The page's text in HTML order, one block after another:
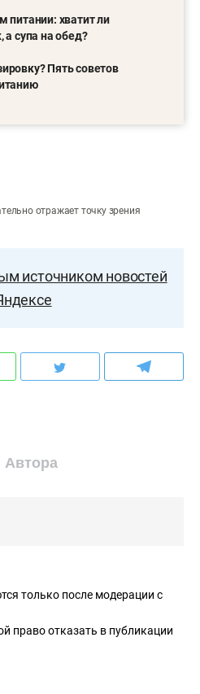
питании: хватит ли
а супа на обед?
Пять советов
отражает точку зрения
источником новостей
Автора
только после модерации с
право отказать в публикации